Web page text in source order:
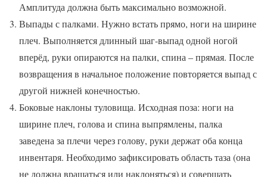
Амплитуда должна быть максимально возможной.
Выпады с палками. Нужно встать прямо, ноги на ширине
плеч. Выполняется длинный шаг-выпад одной ногой
вперёд, руки опираются на палки, спина – прямая. После
возвращения в начальное положение повторяется выпад с
другой нижней конечностью.
Боковые наклоны туловища. Исходная поза: ноги на
ширине плеч, голова и спина выпрямлены, палка
заведена за плечи через голову, руки держат оба конца
инвентаря. Необходимо зафиксировать область таза (она
не должна вращаться или наклоняться) и совершать